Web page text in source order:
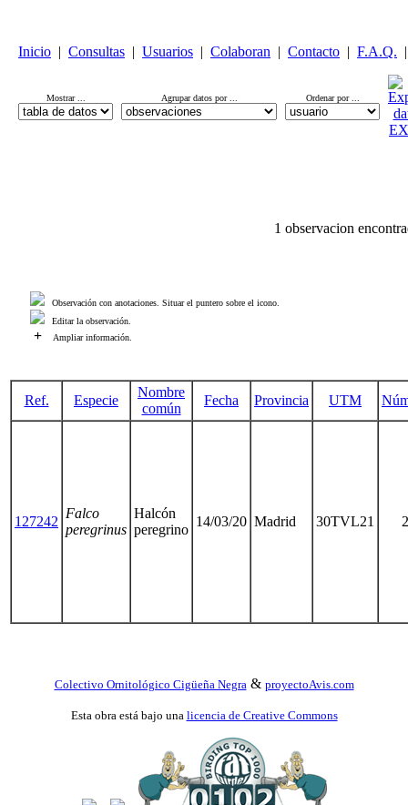
Inicio | Consultas | Usuarios | Colaboran | Contacto | F.A.Q. |
Mostrar ... Agrupar datos por ... Ordenar por ...
1 observacion
Observación con anotaciones. Situar el puntero sobre el icono.
Editar la observación.
+ Ampliar información.
Ref. Especie
Nombre
común
Fecha Provincia UTM
127242
Falco
peregrinus
Halcón
peregrino
14/03/20 Madrid 30TVL21 2
Colectivo Ornitológico Cigüeña Negra & proyectoAvis.com
Esta obra está bajo una licencia de Creative Commons